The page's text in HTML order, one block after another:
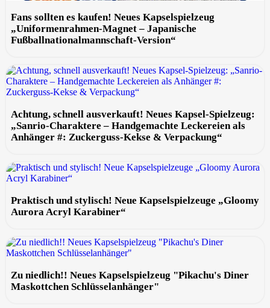
Fans sollten es kaufen! Neues Kapselspielzeug
„Uniformenrahmen-Magnet – Japanische
Fußballnationalmannschaft-Version“
Achtung, schnell ausverkauft! Neues Kapsel-Spielzeug:
„Sanrio-Charaktere – Handgemachte Leckereien als
Anhänger #: Zuckerguss-Kekse & Verpackung“
Praktisch und stylisch! Neue Kapselspielzeuge „Gloomy
Aurora Acryl Karabiner“
Zu niedlich!! Neues Kapselspielzeug "Pikachu's Diner
Maskottchen Schlüsselanhänger"